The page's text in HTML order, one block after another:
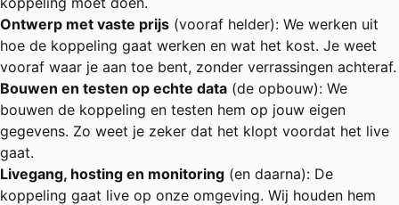
Ontwerp met vaste prijs (vooraf helder): We werken uit
hoe de koppeling gaat werken en wat het kost. Je weet
vooraf waar je aan toe bent, zonder verrassingen achteraf.
Bouwen en testen op echte data (de opbouw): We
bouwen de koppeling en testen hem op jouw eigen
gegevens. Zo weet je zeker dat het klopt voordat het live
gaat.
Livegang, hosting en monitoring (en daarna): De
koppeling gaat live op onze omgeving. Wij houden hem